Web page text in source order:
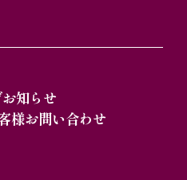
お知らせ
様お問い合わせ
しあげるのにお時
ざいます。